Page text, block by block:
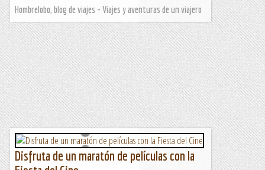
Hombrelobo, blog de viajes - Viajes y aventuras de un viajero
Disfruta de un maratón de películas con la